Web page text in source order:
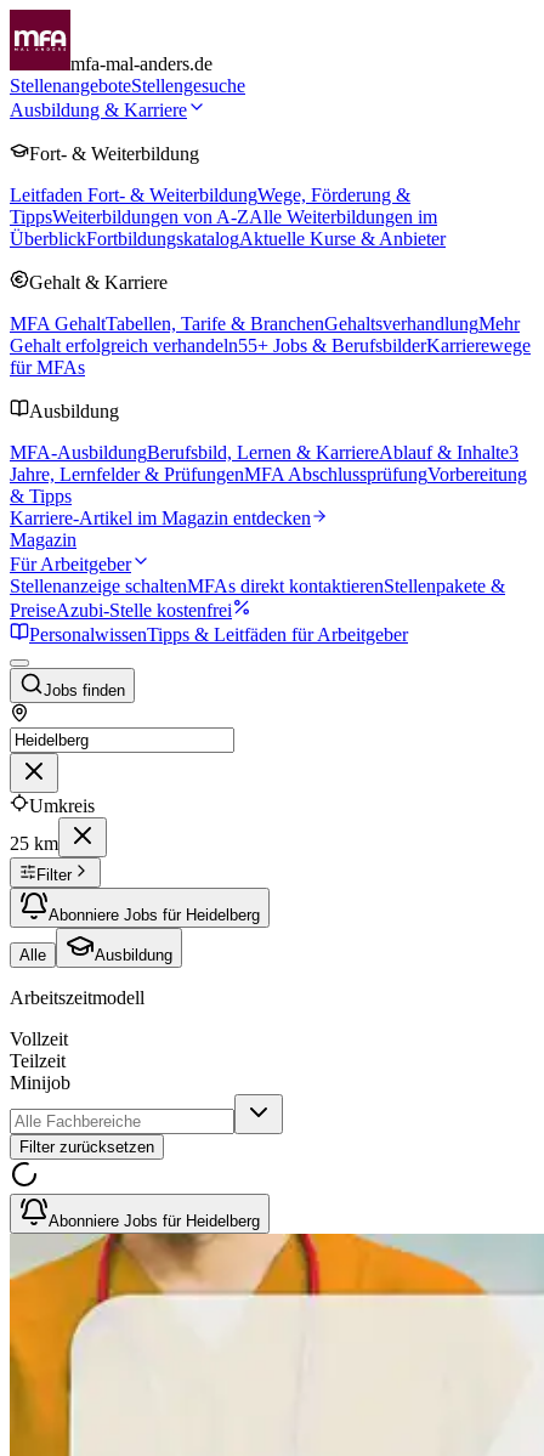
mfa-mal-anders.de
StellenangeboteStellengesuche
Ausbildung & Karriere
Fort- & Weiterbildung
Leitfaden Fort- & WeiterbildungWege, Förderung &
TippsWeiterbildungen von A-ZAlle Weiterbildungen im
ÜberblickFortbildungskatalogAktuelle Kurse & Anbieter
Gehalt & Karriere
MFA GehaltTabellen, Tarife & BranchenGehaltsverhandlungMehr
Gehalt erfolgreich verhandeln55+ Jobs & BerufsbilderKarrierewege
für MFAs
Ausbildung
MFA-AusbildungBerufsbild, Lernen & KarriereAblauf & Inhalte3
Jahre, Lernfelder & PrüfungenMFA AbschlussprüfungVorbereitung
& Tipps
Karriere-Artikel im Magazin entdecken
Magazin
Für Arbeitgeber
Stellenanzeige schaltenMFAs direkt kontaktierenStellenpakete &
PreiseAzubi-Stelle kostenfrei
PersonalwissenTipps & Leitfäden für Arbeitgeber
Jobs finden
Umkreis
25 km
Filter
Abonniere Jobs für Heidelberg
Alle Ausbildung
Arbeitszeitmodell
Vollzeit
Teilzeit
Minijob
Filter zurücksetzen
Abonniere Jobs für Heidelberg